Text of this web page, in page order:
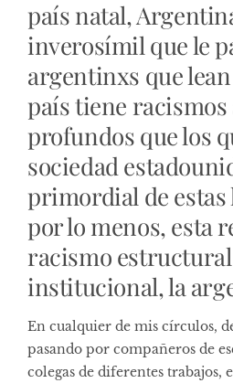
país natal,
inverosímil que le
argentinxs que
país tiene racismos
profundos que los
sociedad
primordial de estas
por lo menos, esta
racismo
institucional, la
En cualquier de mis círculos,
pasando por compañeros de
colegas de diferentes trabajos,